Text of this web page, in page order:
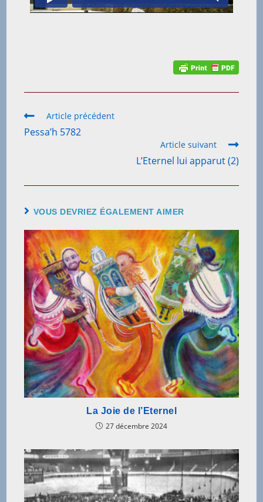
Article précédent
Pessa’h 5782
Article suivant
L’Eternel lui apparut (2)
VOUS DEVRIEZ ÉGALEMENT AIMER
La Joie de l’Eternel
27 décembre 2024